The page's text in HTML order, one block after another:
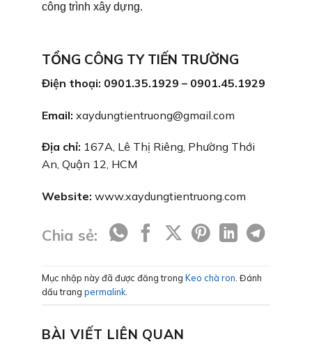
công trình xây dựng.
TỔNG CÔNG TY TIẾN TRƯỜNG
Điện thoại: 0901.35.1929 – 0901.45.1929
Email: xaydungtientruong@gmail.com
Địa chỉ: 167A, Lê Thị Riêng, Phường Thới
An, Quận 12, HCM
Website: www.xaydungtientruong.com
Chia sẻ:
Mục nhập này đã được đăng trong Keo chà ron. Đánh
dấu trang permalink.
BÀI VIẾT LIÊN QUAN